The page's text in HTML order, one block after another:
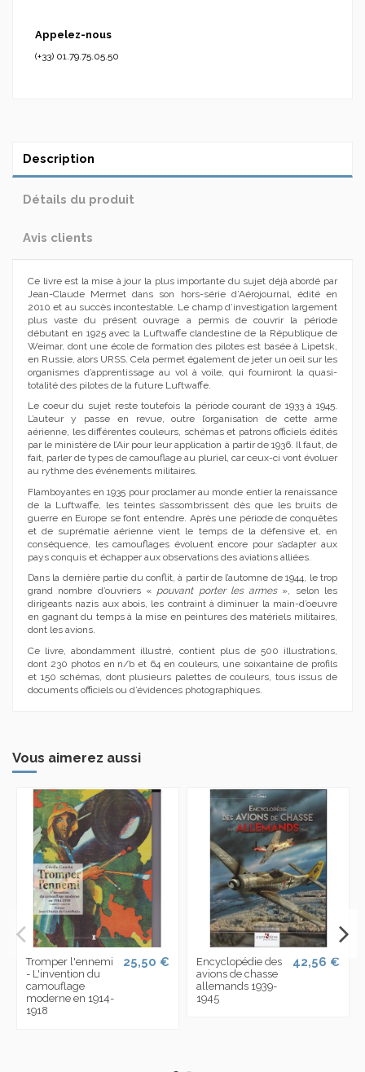
Appelez-nous
(+33) 01.79.75.05.50
Description
Détails du produit
Avis clients
Ce livre est la mise à jour la plus importante du sujet déjà abordé par
Jean-Claude Mermet dans son hors-série d’Aérojournal, édité en
2010 et au succès incontestable. Le champ d’investigation largement
plus vaste du présent ouvrage a permis de couvrir la période
débutant en 1925 avec la Luftwaffe clandestine de la République de
Weimar, dont une école de formation des pilotes est basée à Lipetsk,
en Russie, alors URSS. Cela permet également de jeter un oeil sur les
organismes d’apprentissage au vol à voile, qui fourniront la quasi-
totalité des pilotes de la future Luftwaffe.
Le coeur du sujet reste toutefois la période courant de 1933 à 1945.
L’auteur y passe en revue, outre l’organisation de cette arme
aérienne, les différentes couleurs, schémas et patrons officiels édités
par le ministère de l’Air pour leur application à partir de 1936. Il faut, de
fait, parler de types de camouflage au pluriel, car ceux-ci vont évoluer
au rythme des événements militaires.
Flamboyantes en 1935 pour proclamer au monde entier la renaissance
de la Luftwaffe, les teintes s’assombrissent dès que les bruits de
guerre en Europe se font entendre. Après une période de conquêtes
et de suprématie aérienne vient le temps de la défensive et, en
conséquence, les camouflages évoluent encore pour s’adapter aux
pays conquis et échapper aux observations des aviations alliées.
Dans la dernière partie du conflit, à partir de l’automne de 1944, le trop
grand nombre d’ouvriers « pouvant porter les armes», selon les
dirigeants nazis aux abois, les contraint à diminuer la main-d’oeuvre
en gagnant du temps à la mise en peintures des matériels militaires,
dont les avions.
Ce livre, abondamment illustré, contient plus de 500 illustrations,
dont 230 photos en n/b et 64 en couleurs, une soixantaine de profils
et 150 schémas, dont plusieurs palettes de couleurs, tous issus de
documents officiels ou d’évidences photographiques.
Vous aimerez aussi
Tromper l'ennemi
- L'invention du
camouflage
moderne en 1914-
1918
25,50 €
Encyclopédie des
avions de chasse
allemands 1939-
1945
42,56 €